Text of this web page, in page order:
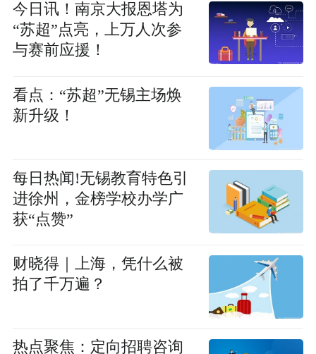
今日讯！南京大报恩塔为
“苏超”点亮，上万人次参
与赛前应援！
看点：“苏超”无锡主场焕
新升级！
每日热闻!无锡教育特色引
进徐州，金榜学校办学广
获“点赞”
财晓得｜上海，凭什么被
拍了千万遍？
热点聚焦：定向招聘咨询